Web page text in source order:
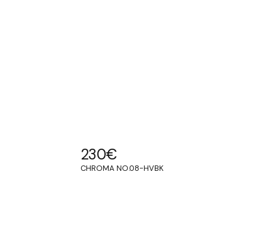
230€
CHROMA NO.08-HVBK